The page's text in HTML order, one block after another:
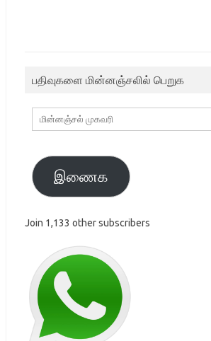
பதிவுகளை மின்னஞ்சலில் பெறுக
மின்னஞ்சல்
முகவரி
இணைக
Join 1,133 other subscribers